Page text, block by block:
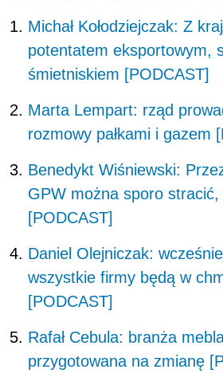
Michał Kołodziejczak: Z
potentatem eksportowym,
śmietniskiem [PODCAST]
Marta Lempart: rząd
rozmowy pałkami i gazem
Benedykt Wiśniewski:
GPW można sporo
[PODCAST]
Daniel Olejniczak:
wszystkie firmy będą w
[PODCAST]
Rafał Cebula: branża
przygotowana na zmianę